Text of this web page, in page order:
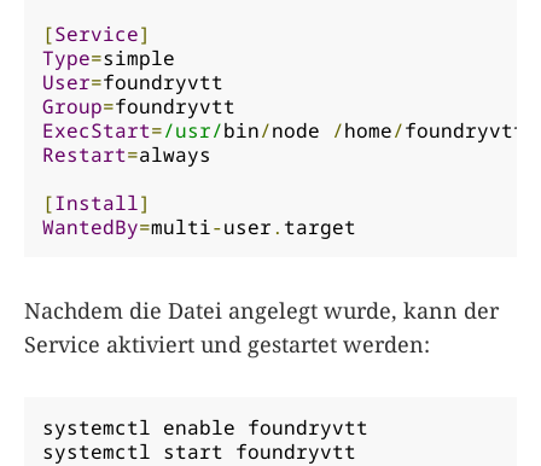
[Service]
Type=
User=
Group=
ExecStart=/usr/bin/node /home/foundryvtt
Restart=always
[Install]
WantedBy=multi-user. target
Nachdem die Datei angelegt wurde, kann der
Service aktiviert und gestartet werden:
systemctl enable foundryvtt
systemctl start foundryvtt